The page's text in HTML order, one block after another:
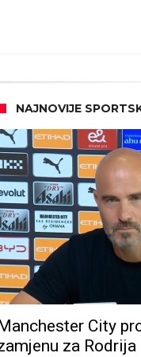
NAJNOVIJE
City
za Rodrija